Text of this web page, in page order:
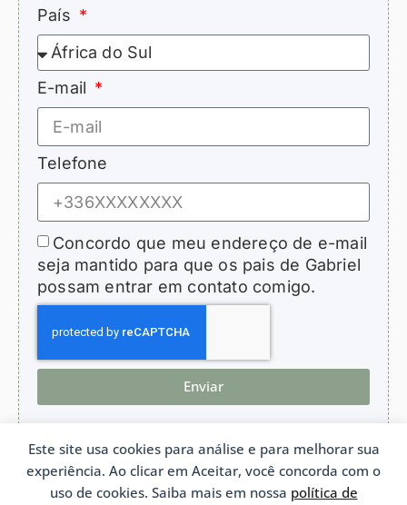
Este site usa cookies para análise e para melhorar sua
experiência. Ao clicar em Aceitar, você concorda com o
uso de cookies. Saiba mais em nossa política de
País
E-mail
Telefone
Concordo que meu endereço de e-mail
seja mantido para que os pais de Gabriel
possam entrar em contato comigo.
Enviar
HopeForGabriel.com
Associação de apoio a crianças com bronquiolite obliterante